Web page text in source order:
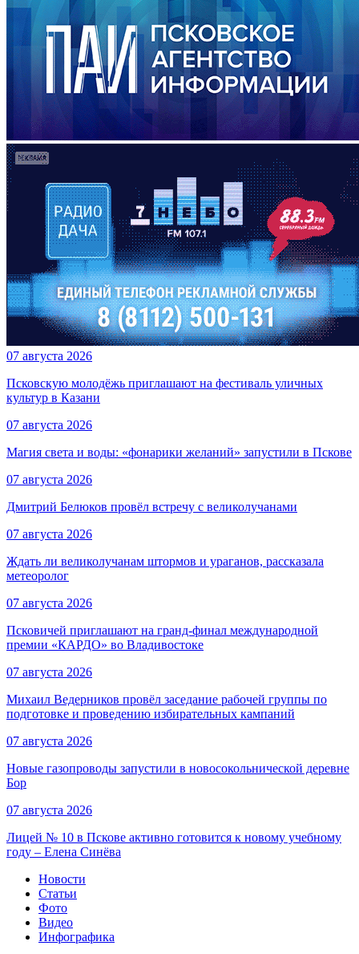
07 августа 2026
Псковскую молодёжь приглашают на фестиваль уличных
культур в Казани
07 августа 2026
Магия света и воды: «фонарики желаний» запустили в Пскове
07 августа 2026
Дмитрий Белюков провёл встречу с великолучанами
07 августа 2026
Ждать ли великолучанам штормов и ураганов, рассказала
метеоролог
07 августа 2026
Псковичей приглашают на гранд‑финал международной
премии «КАРДО» во Владивостоке
07 августа 2026
Михаил Ведерников провёл заседание рабочей группы по
подготовке и проведению избирательных кампаний
07 августа 2026
Новые газопроводы запустили в новосокольнической деревне
Бор
07 августа 2026
Лицей № 10 в Пскове активно готовится к новому учебному
году – Елена Синёва
Новости
Статьи
Фото
Видео
Инфографика